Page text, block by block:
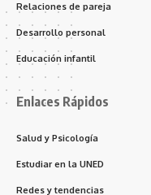
Relaciones de pareja
Desarrollo personal
Educación infantil
Enlaces Rápidos
Salud y Psicología
Estudiar en la UNED
Redes y tendencias